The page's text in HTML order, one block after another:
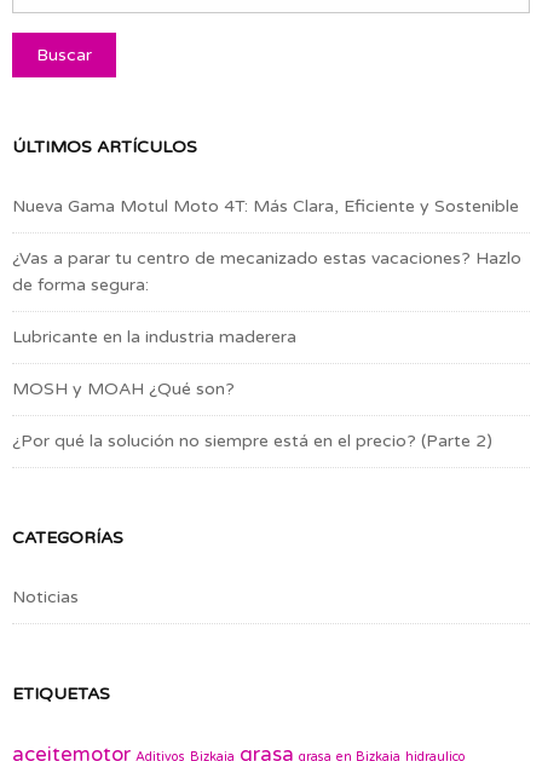
ÚLTIMOS ARTÍCULOS
Nueva Gama Motul Moto 4T: Más Clara, Eficiente y Sostenible
¿Vas a parar tu centro de mecanizado estas vacaciones? Hazlo
de forma segura:
Lubricante en la industria maderera
MOSH y MOAH ¿Qué son?
¿Por qué la solución no siempre está en el precio? (Parte 2)
CATEGORÍAS
Noticias
ETIQUETAS
aceitemotor Aditivos Bizkaia grasa grasa en Bizkaia hidraulico